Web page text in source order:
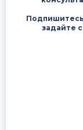
задайте